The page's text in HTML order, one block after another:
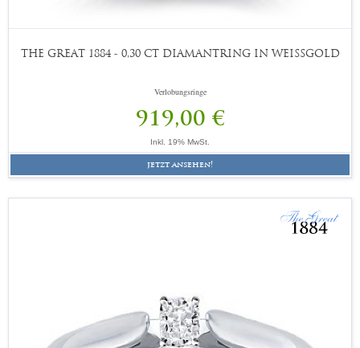
THE GREAT 1884 - 0,30 CT DIAMANTRING IN WEISSGOLD
Verlobungsringe
919,00 €
Inkl. 19% MwSt.
jetzt ansehen!